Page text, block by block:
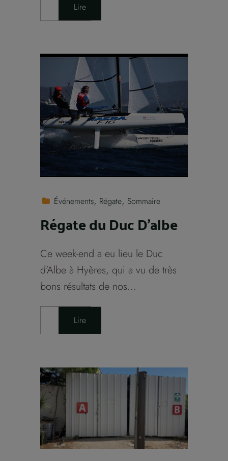
Lire
Événements Régate Sommaire
Régate du Duc D’albe
Ce week-end a eu lieu le Duc
d’Albe à Hyères, qui a vu de très
bons résultats de nos...
Lire